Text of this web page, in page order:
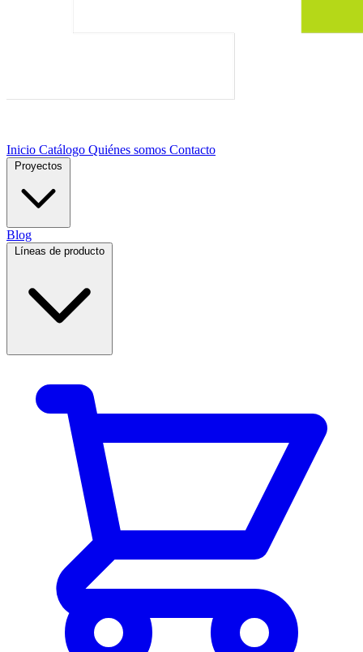
Inicio Catálogo Quiénes somos Contacto
Proyectos
Blog
Líneas de producto